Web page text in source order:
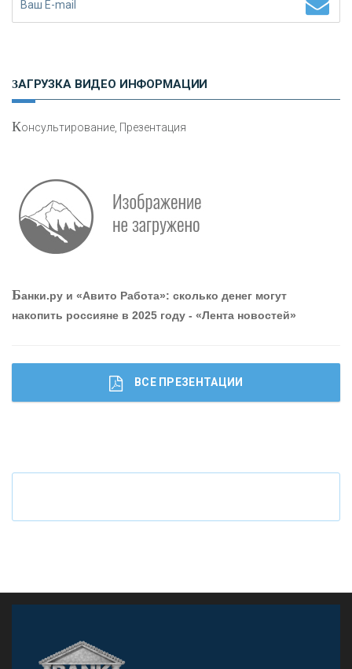
Работа мечты. Что банки делают для того, чтобы
привлечь и удержать персонал - «Интервью»
Что будет с наличными деньгами при цифровом
ЗАГРУЗКА ВИДЕО ИНФОРМАЦИИ
Консультирование, Презентация
Банки.ру и «Авито Работа»: сколько денег могут
накопить россияне в 2025 году - «Лента новостей»
ВСЕ ПРЕЗЕНТАЦИИ